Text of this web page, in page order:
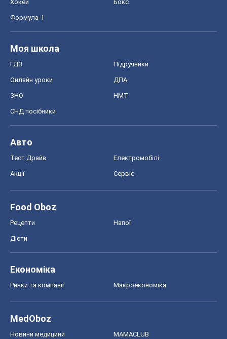
Хокей Бокс
Формула-1
Моя школа
ГДЗ Підручники
Онлайн уроки ДПА
ЗНО НМТ
СНД посібники
Авто
Тест Драйв Електромобілі
Акції Сервіс
Food Oboz
Рецепти Напої
Дієти
Економіка
Ринки та компанії Макроекономіка
MedOboz
Новини медицини MAMACLUB